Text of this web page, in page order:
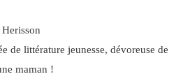
de littérature jeunesse, dévoreuse de
maman !